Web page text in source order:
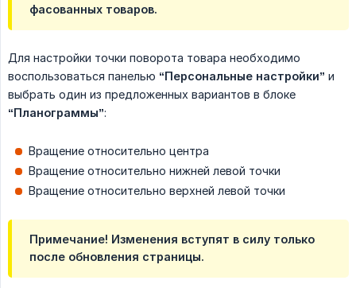
фасованных товаров.
Для настройки точки поворота товара необходимо
воспользоваться панелью “Персональные настройки” и
выбрать один из предложенных вариантов в блоке
“Планограммы”:
Вращение относительно центра
Вращение относительно нижней левой точки
Вращение относительно верхней левой точки
Примечание! Изменения вступят в силу только
после обновления страницы.